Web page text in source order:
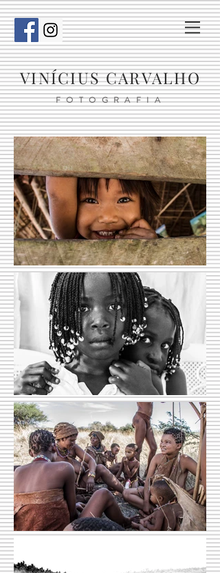
VINÍCIUS CARVALHO
FOTOGRAFIA